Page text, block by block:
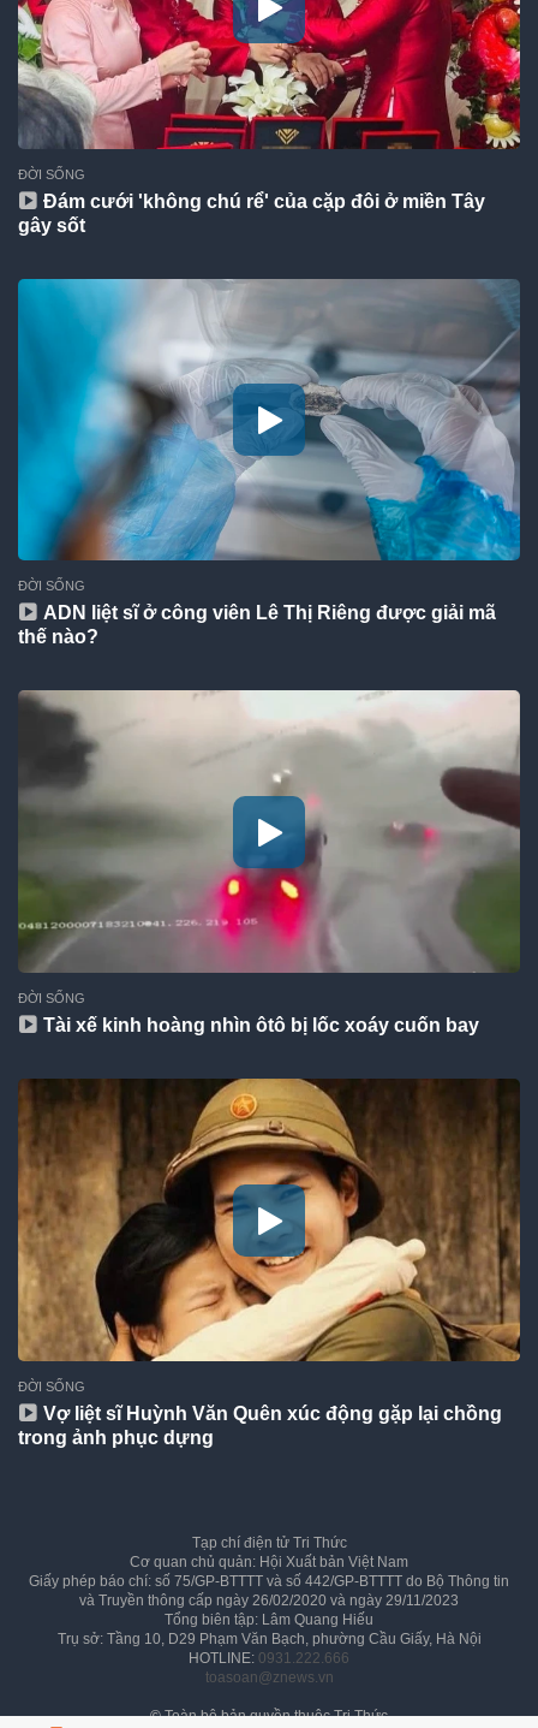
ĐỜI SỐNG
Đám cưới 'không chú rể' của cặp đôi ở miền Tây
gây sốt
ĐỜI SỐNG
ADN liệt sĩ ở công viên Lê Thị Riêng được giải mã
thế nào?
ĐỜI SỐNG
Tài xế kinh hoàng nhìn ôtô bị lốc xoáy cuốn bay
ĐỜI SỐNG
Vợ liệt sĩ Huỳnh Văn Quên xúc động gặp lại chồng
trong ảnh phục dựng
Tạp chí điện tử Tri Thức
Cơ quan chủ quản: Hội Xuất bản Việt Nam
Giấy phép báo chí: số 75/GP-BTTTT và số 442/GP-BTTTT do Bộ Thông tin
và Truyền thông cấp ngày 26/02/2020 và ngày 29/11/2023
Tổng biên tập: Lâm Quang Hiếu
Trụ sở: Tầng 10, D29 Phạm Văn Bạch, phường Cầu Giấy, Hà Nội
HOTLINE: 0931.222.666
toasoan@znews.vn
©Toàn bộ bản quyền thuộc Tri Thức